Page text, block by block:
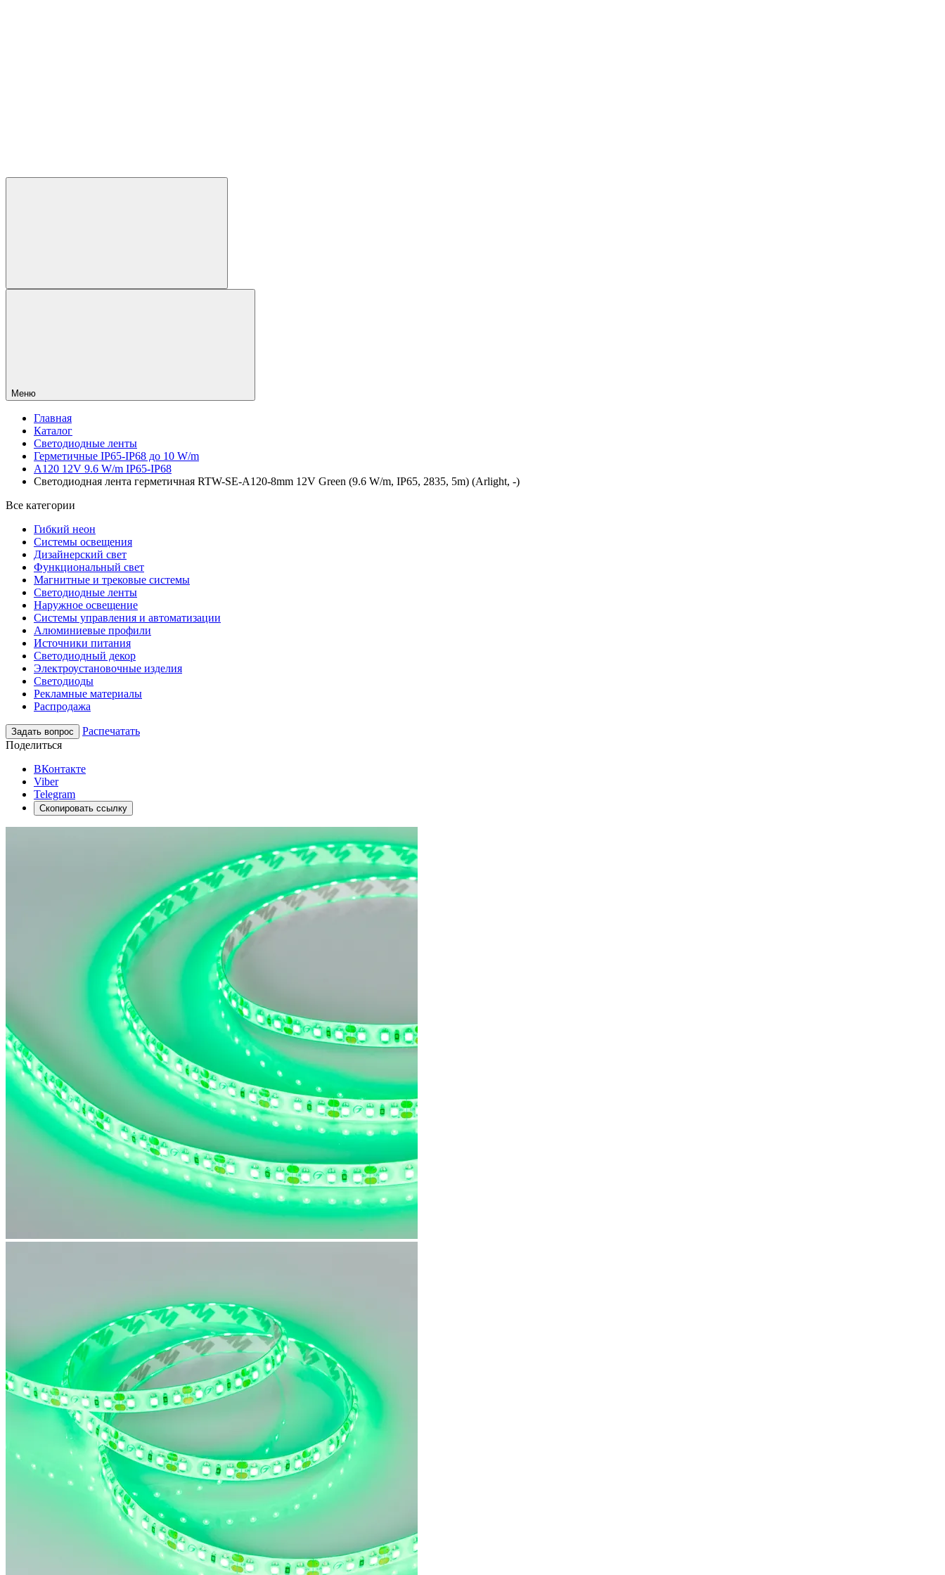
Меню
Главная
Каталог
Светодиодные ленты
Герметичные IP65-IP68 до 10 W/m
A120 12V 9.6 W/m IP65-IP68
Светодиодная лента герметичная RTW-SE-A120-8mm 12V Green (9.6 W/m, IP65, 2835, 5m) (Arlight, -)
Все категории
Гибкий неон
Системы освещения
Дизайнерский свет
Функциональный свет
Магнитные и трековые системы
Светодиодные ленты
Наружное освещение
Системы управления и автоматизации
Алюминиевые профили
Источники питания
Светодиодный декор
Электроустановочные изделия
Светодиоды
Рекламные материалы
Распродажа
Задать вопрос
Распечатать
Поделиться
ВКонтакте
Viber
Telegram
Скопировать ссылку